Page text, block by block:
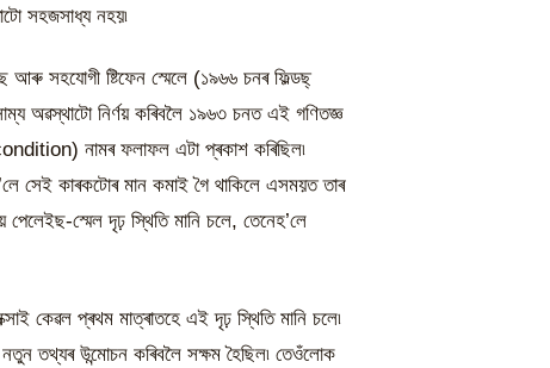
সহজসাধ্য নহয়৷
আৰু সহযোগী ষ্টিফেন স্মেলে (১৯৬৬ চনৰ ফিল্ডছ্
অৱস্থাটো নিৰ্ণয় কৰিবলৈ ১৯৬৩ চনত এই গণিতজ্ঞ
নামৰ ফলাফল এটা প্ৰকাশ কৰিছিল৷
সেই কাৰকটোৰ মান কমাই গৈ থাকিলে এসময়ত তাৰ
স্মেল দৃঢ় স্থিতি মানি চলে, তেনেহ’লে
কেৱল প্ৰথম মাত্ৰাতহে এই দৃঢ় স্থিতি মানি চলে৷
তথ্যৰ উন্মোচন কৰিবলৈ সক্ষম হৈছিল৷ তেওঁলোক